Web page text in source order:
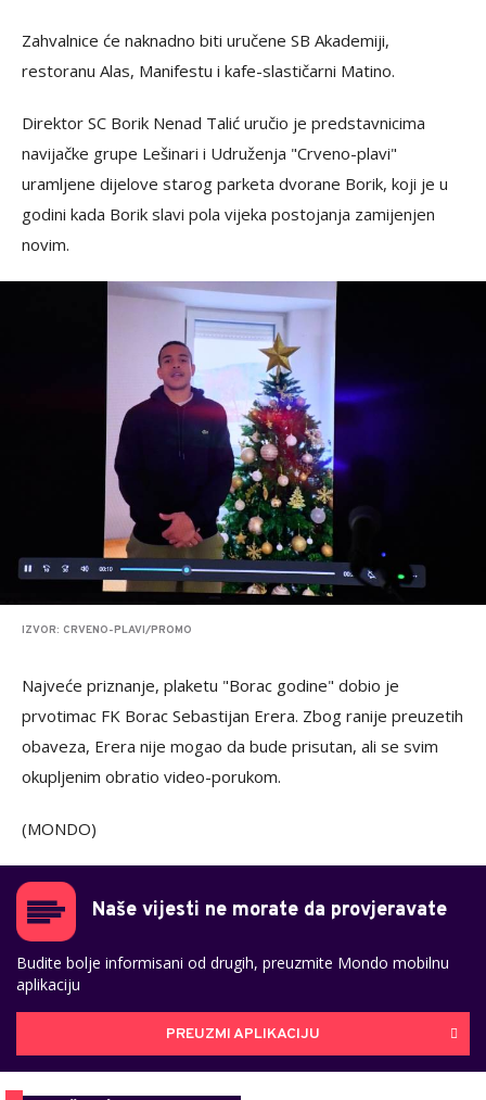
Zahvalnice će naknadno biti uručene SB Akademiji,
restoranu Alas, Manifestu i kafe-slastičarni Matino.
Direktor SC Borik Nenad Talić uručio je predstavnicima
navijačke grupe Lešinari i Udruženja "Crveno-plavi"
uramljene dijelove starog parketa dvorane Borik, koji je u
godini kada Borik slavi pola vijeka postojanja zamijenjen
novim.
IZVOR: CRVENO-PLAVI/PROMO
Najveće priznanje, plaketu "Borac godine" dobio je
prvotimac FK Borac Sebastijan Erera. Zbog ranije preuzetih
obaveza, Erera nije mogao da bude prisutan, ali se svim
okupljenim obratio video-porukom.
(MONDO)
Naše vijesti ne morate da provjeravate
Budite bolje informisani od drugih, preuzmite Mondo mobilnu
aplikaciju
PREUZMI APLIKACIJU